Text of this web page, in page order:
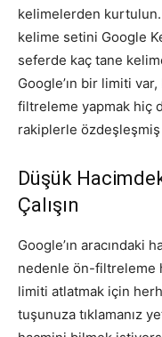
kelimelerden
kelime setini Google
seferde kaç tane
Google’ın bir limiti
filtreleme yapmak hiç
rakiplerle
Düşük
Çalışın
Google’ın aracındaki
nedenle ön-filtreleme
limiti atlatmak için
tuşunuza tıklamanız